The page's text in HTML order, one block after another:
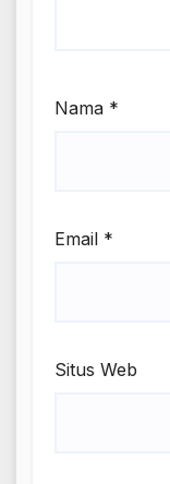
Nama *
Email *
Situs Web